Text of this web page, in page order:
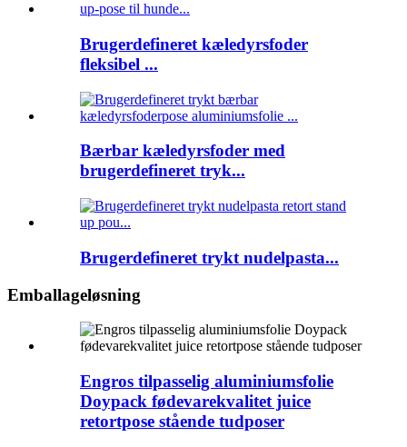
Brugerdefineret kæledyrsfoder
fleksibel ...
Bærbar kæledyrsfoder med
brugerdefineret tryk...
Brugerdefineret trykt nudelpasta...
Emballageløsning
Engros tilpasselig aluminiumsfolie
Doypack fødevarekvalitet juice
retortpose stående tudposer